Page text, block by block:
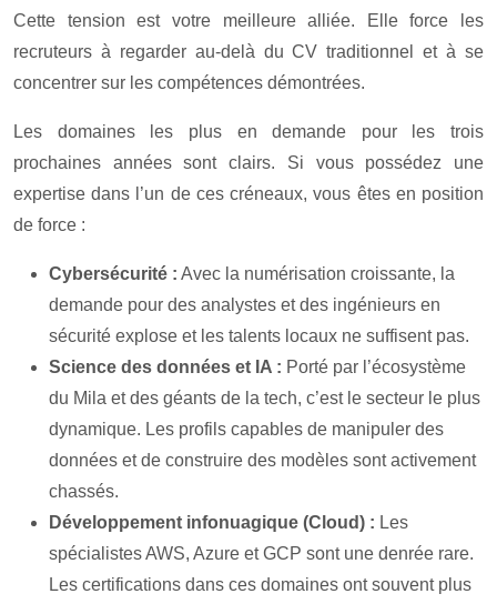
Cette tension est votre meilleure alliée. Elle force les
recruteurs à regarder au-delà du CV traditionnel et à se
concentrer sur les compétences démontrées.
Les domaines les plus en demande pour les trois
prochaines années sont clairs. Si vous possédez une
expertise dans l’un de ces créneaux, vous êtes en position
de force :
Cybersécurité : Avec la numérisation croissante, la
demande pour des analystes et des ingénieurs en
sécurité explose et les talents locaux ne suffisent pas.
Science des données et IA : Porté par l’écosystème
du Mila et des géants de la tech, c’est le secteur le plus
dynamique. Les profils capables de manipuler des
données et de construire des modèles sont activement
chassés.
Développement infonuagique (Cloud) : Les
spécialistes AWS, Azure et GCP sont une denrée rare.
Les certifications dans ces domaines ont souvent plus